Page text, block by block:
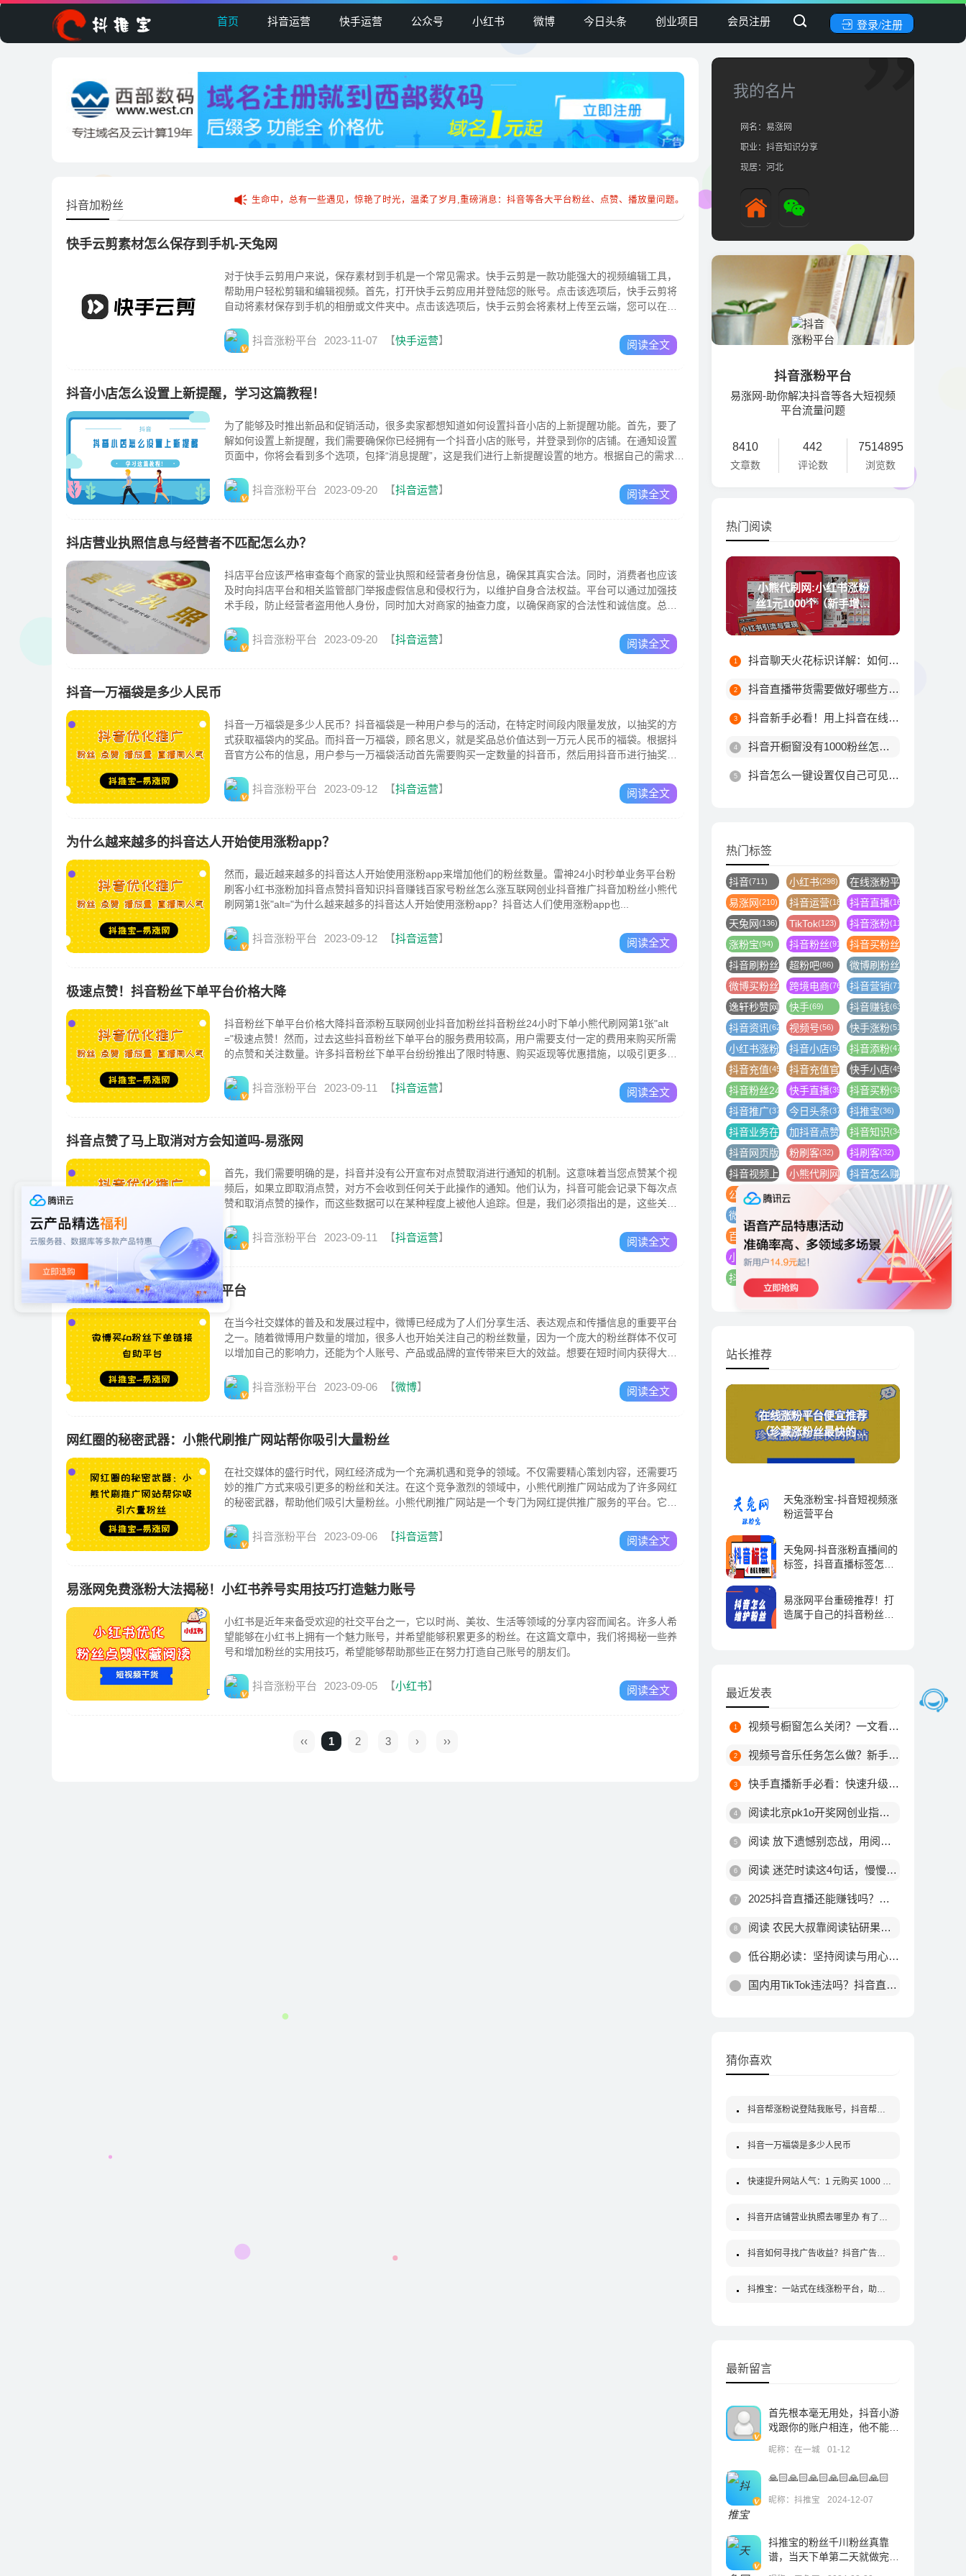
首页 抖音运营 快手运营 公众号 小红书 微博 今日头条 创业项目 会员注册 登录/注册
抖音加粉丝 生命中，总有一些遇见，惊艳了时光，温柔了岁月,重磅消息：抖音等各大平台粉丝、点赞、播放量问题。
快手云剪素材怎么保存到手机-天兔网
对于快手云剪用户来说，保存素材到手机是一个常见需求。快手云剪是一款功能强大的视频编辑工具，
帮助用户轻松剪辑和编辑视频。首先，打开快手云剪应用并登陆您的账号。点击该选项后，快手云剪将
自动将素材保存到手机的相册或文件夹中。点击该选项后，快手云剪会将素材上传至云端，您可以在不
抖音涨粉平台 2023-11-07 【快手运营】 阅读全文
抖音小店怎么设置上新提醒，学习这篇教程！
为了能够及时推出新品和促销活动，很多卖家都想知道如何设置抖音小店的上新提醒功能。首先，要了
解如何设置上新提醒，我们需要确保你已经拥有一个抖音小店的账号，并登录到你的店铺。在通知设置
页面中，你将会看到多个选项，包择“消息提醒”，这是我们进行上新提醒设置的地方。根据自己的需求，
抖音涨粉平台 2023-09-20 【抖音运营】 阅读全文
抖店营业执照信息与经营者不匹配怎么办？
抖店平台应该严格审查每个商家的营业执照和经营者身份信息，确保其真实合法。同时，消费者也应该
及时向抖店平台和相关监管部门举报虚假信息和侵权行为，以维护自身合法权益。平台可以通过加强技
术手段，防止经营者盗用他人身份，同时加大对商家的抽查力度，以确保商家的合法性和诚信度。总
抖音涨粉平台 2023-09-20 【抖音运营】 阅读全文
抖音一万福袋是多少人民币
抖音一万福袋是多少人民币？抖音福袋是一种用户参与的活动，在特定时间段内限量发放，以抽奖的方
式获取福袋内的奖品。而抖音一万福袋，顾名思义，就是奖品总价值达到一万元人民币的福袋。根据抖
音官方公布的信息，用户参与一万福袋活动首先需要购买一定数量的抖音币，然后用抖音币进行抽奖。
抖音涨粉平台 2023-09-12 【抖音运营】 阅读全文
为什么越来越多的抖音达人开始使用涨粉app？
然而，最近越来越多的抖音达人开始使用涨粉app来增加他们的粉丝数量。雷神24小时秒单业务平台粉
刷客小红书涨粉加抖音点赞抖音知识抖音赚钱百家号粉丝怎么涨互联网创业抖音推广抖音加粉丝小熊代
刷网第1张"alt="为什么越来越多的抖音达人开始使用涨粉app？抖音达人们使用涨粉app也...
抖音涨粉平台 2023-09-12 【抖音运营】 阅读全文
极速点赞！抖音粉丝下单平台价格大降
抖音粉丝下单平台价格大降抖音添粉互联网创业抖音加粉丝抖音粉丝24小时下单小熊代刷网第1张"alt
="极速点赞！然而，过去这些抖音粉丝下单平台的服务费用较高，用户需要支付一定的费用来购买所需
的点赞和关注数量。许多抖音粉丝下单平台纷纷推出了限时特惠、购买返现等优惠措施，以吸引更多用
抖音涨粉平台 2023-09-11 【抖音运营】 阅读全文
抖音点赞了马上取消对方会知道吗-易涨网
首先，我们需要明确的是，抖音并没有公开宣布对点赞取消进行通知的机制。这意味着当您点赞某个视
频后，如果立即取消点赞，对方不会收到任何关于此操作的通知。他们认为，抖音可能会记录下每次点
赞和取消点赞的操作，而这些数据可以在某种程度上被他人追踪。但是，我们必须指出的是，这些关于
抖音涨粉平台 2023-09-11 【抖音运营】 阅读全文
微博买fo粉丝下单链接自助平台
在当今社交媒体的普及和发展过程中，微博已经成为了人们分享生活、表达观点和传播信息的重要平台
之一。随着微博用户数量的增加，很多人也开始关注自己的粉丝数量，因为一个庞大的粉丝群体不仅可
以增加自己的影响力，还能为个人账号、产品或品牌的宣传带来巨大的效益。想要在短时间内获得大量
抖音涨粉平台 2023-09-06 【微博】 阅读全文
网红圈的秘密武器：小熊代刷推广网站帮你吸引大量粉丝
在社交媒体的盛行时代，网红经济成为一个充满机遇和竞争的领域。不仅需要精心策划内容，还需要巧
妙的推广方式来吸引更多的粉丝和关注。在这个竞争激烈的领域中，小熊代刷推广网站成为了许多网红
的秘密武器，帮助他们吸引大量粉丝。小熊代刷推广网站是一个专门为网红提供推广服务的平台。它通
抖音涨粉平台 2023-09-06 【抖音运营】 阅读全文
易涨网免费涨粉大法揭秘！小红书养号实用技巧打造魅力账号
小红书是近年来备受欢迎的社交平台之一，它以时尚、美妆、生活等领域的分享内容而闻名。许多人希
望能够在小红书上拥有一个魅力账号，并希望能够积累更多的粉丝。在这篇文章中，我们将揭秘一些养
号和增加粉丝的实用技巧，希望能够帮助那些正在努力打造自己账号的朋友们。
抖音涨粉平台 2023-09-05 【小红书】 阅读全文
‹‹ 1 2 3 › ››
我的名片
网名：易涨网
职业：抖音知识分享
现居：河北
抖音涨粉平台
易涨网-助你解决抖音等各大短视频
平台流量问题
8410
文章数
442
评论数
7514895
浏览数
热门阅读
小熊代刷网:小红书涨粉
丝1元1000个（新手增加
粉丝技巧）
抖音聊天火花标识详解：如何触发不同颜色火花及最高等级规则
抖音直播带货需要做好哪些方面?
抖音新手必看！用上抖音在线涨粉平台这10个技巧，粉丝量由你决定！
抖音开橱窗没有1000粉丝怎么办
抖音怎么一键设置仅自己可见？详细步骤教你轻松搞定
热门标签
抖音(711) 小红书(298) 在线涨粉平台
易涨网(210) 抖音运营(187) 抖音直播(164)
天兔网(136) TikTok(123) 抖音涨粉(116)
涨粉宝(94) 抖音粉丝(91) 抖音买粉丝
抖音刷粉丝 (88)超粉吧(86) 微博刷粉丝
微博买粉丝 (86)跨境电商(76) 抖音营销(71)
逸轩秒赞网 (70)快手(69) 抖音赚钱(63)
抖音资讯(62) 视频号(56) 快手涨粉(51)
小红书涨粉 (50)抖音小店(50) 抖音添粉(47)
抖音充值(45) 抖音充值官方 (45)
快手小店(45)
抖音粉丝24小时下单(40)
快手直播(39) 抖音买粉(38)
抖音推广(37) 今日头条(37) 抖推宝(36)
抖音业务在线下单平台(35)
加抖音点赞 (35)抖音知识(34)
抖音网页版 (33)粉刷客(32) 抖刷客(32)
抖音视频上热门(32)
小熊代刷网 (32)抖音怎么赚钱
公众号粉丝(31)抖音直播间 (30)
微信视频号 抖音播放量
百家号粉丝怎么涨tiktok 快手怎么买粉丝 (26)
小红书代运营 (26)
抖音举报 抖音视频(26)
抖音橱窗(26) 网红商城自助下单(25)
直播(25)
站长推荐
在线涨粉平台便宜推荐
（珍藏涨粉丝最快的网
天兔涨粉宝-抖音短视频涨
粉运营平台
天兔网-抖音涨粉直播间的
标签，抖音直播标签怎么
易涨网平台重磅推荐！打
造属于自己的抖音粉丝帝
最近发表
视频号橱窗怎么关闭？一文看懂关闭步骤与注意事项
视频号音乐任务怎么做？新手接单赚钱全攻略
快手直播新手必看：快速升级到2级的实用技巧
阅读北京pk1o开奖网创业指南，普通人低成本逆袭的赛道
阅读 放下遗憾别恋战，用阅读开启新局
阅读 迷茫时读这4句话，慢慢来，一切都会好起来
2025抖音直播还能赚钱吗？海外版TikTok机会与风险解析
阅读 农民大叔靠阅读钻研果树种植，低风险创业年入稳增
低谷期必读：坚持阅读与用心做事，终会迎来蜕变
国内用TikTok违法吗？抖音直播版海外软件使用风险解析
猜你喜欢
抖音帮涨粉说登陆我账号，抖音帮涨粉说登陆我账号怎么回事
抖音一万福袋是多少人民币
快速提升网站人气：1 元购买 1000 个活跃粉丝及大量点赞
抖音开店铺营业执照去哪里办 有了执照抖音粉丝低于1000怎么开橱窗
抖音如何寻找广告收益？抖音广告怎么投放？
抖推宝：一站式在线涨粉平台，助你在抖音走红！
最新留言
首先根本毫无用处，抖音小游
戏跟你的账户相连，他不能作
就改变不了，一旦输入未成年
昵称：在一城 01-12
🙏🏻🙏🏻🙏🏻🙏🏻🙏🏻🙏🏻
昵称：抖推宝 2024-12-07
抖推宝的粉丝千川粉丝真靠
谱，当天下单第二天就做完